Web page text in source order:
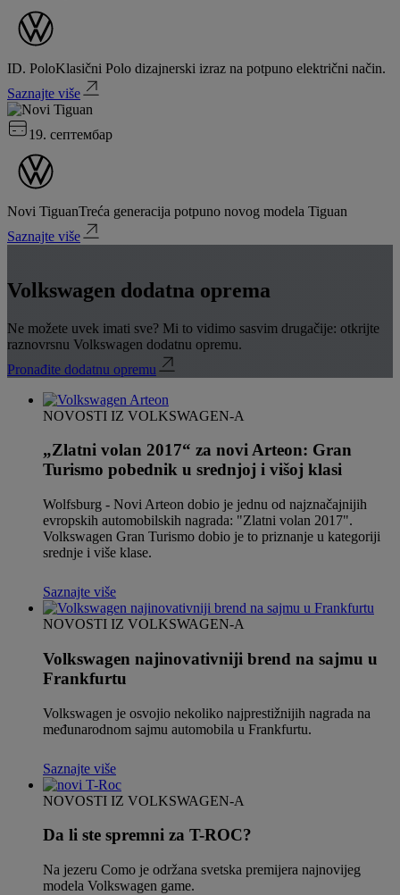
ID. PoloKlasični Polo dizajnerski izraz na potpuno električni način.
Saznajte više
19. септембар
Novi TiguanTreća generacija potpuno novog modela Tiguan
Saznajte više
Volkswagen dodatna oprema
Ne možete uvek imati sve? Mi to vidimo sasvim drugačije: otkrijte
raznovrsnu Volkswagen dodatnu opremu.
Pronađite dodatnu opremu
NOVOSTI IZ VOLKSWAGEN-A
„Zlatni volan 2017“ za novi Arteon: Gran
Turismo pobednik u srednjoj i višoj klasi
Wolfsburg - Novi Arteon dobio je jednu od najznačajnijih
evropskih automobilskih nagrada: "Zlatni volan 2017".
Volkswagen Gran Turismo dobio je to priznanje u kategoriji
srednje i više klase.
Saznajte više
NOVOSTI IZ VOLKSWAGEN-A
Volkswagen najinovativniji brend na sajmu u
Frankfurtu
Volkswagen je osvojio nekoliko najprestižnijih nagrada na
međunarodnom sajmu automobila u Frankfurtu.
Saznajte više
NOVOSTI IZ VOLKSWAGEN-A
Da li ste spremni za T-ROC?
Na jezeru Como je održana svetska premijera najnovijeg
modela Volkswagen game.